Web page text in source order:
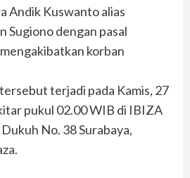
Andik Kuswanto alias
Sugiono dengan pasal
korban
terjadi pada Kamis, 27
pukul 02.00 WIB di IBIZA
No. 38 Surabaya,